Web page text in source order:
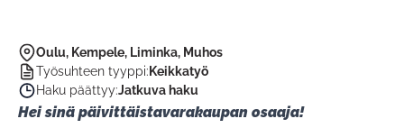
Oulu, Kempele, Liminka, Muhos
Työsuhteen tyyppi: Keikkatyö
Haku päättyy:Jatkuva haku
Hei sinä päivittäistavarakaupan osaaja!